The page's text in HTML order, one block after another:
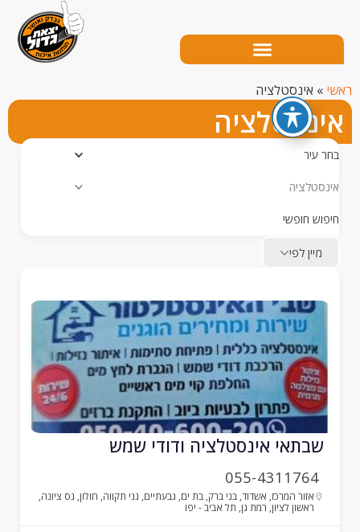
אינסטלציה
חופשי
אינסטלציה ודודי שמש
055-4311764
אזור המרכז,אשדוד,בני ברק,בת ים,גבעתיים, גני תקווה ,חולון,נס ציונה,
ראשון לציון,רמת גן,תל אביב - יפו